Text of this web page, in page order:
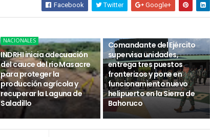
Facebook Twitter Google+
NACIONALES
INDRHI inicia adecuación
del cauce del río Masacre
para proteger la
producción agrícola y
recuperar la Laguna de
Saladillo
Comandante del Ejército
supervisa unidades,
entrega tres puestos
fronterizos y pone en
funcionamiento nuevo
helipuerto en la Sierra de
Bahoruco